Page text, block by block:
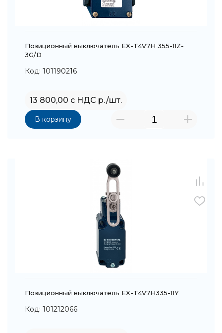
Позиционный выключатель EX-T4V7H 355-11Z-
3G/D
Код: 101190216
13 800,00 с НДС р./шт.
В корзину
Позиционный выключатель EX-T4V7H335-11Y
Код: 101212066